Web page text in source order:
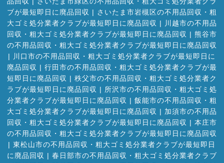
ブが最短即日に廃品回収 | さいたま市岩槻区の不用品回収・粗
大ゴミ処分業者クラブが最短即日に廃品回収 | 川越市の不用品
回収・粗大ゴミ処分業者クラブが最短即日に廃品回収 | 熊谷市
の不用品回収・粗大ゴミ処分業者クラブが最短即日に廃品回収
| 川口市の不用品回収・粗大ゴミ処分業者クラブが最短即日に
廃品回収 | 行田市の不用品回収・粗大ゴミ処分業者クラブが最
短即日に廃品回収 | 秩父市の不用品回収・粗大ゴミ処分業者ク
ラブが最短即日に廃品回収 | 所沢市の不用品回収・粗大ゴミ処
分業者クラブが最短即日に廃品回収 | 飯能市の不用品回収・粗
大ゴミ処分業者クラブが最短即日に廃品回収 | 加須市の不用品
回収・粗大ゴミ処分業者クラブが最短即日に廃品回収 | 本庄市
の不用品回収・粗大ゴミ処分業者クラブが最短即日に廃品回収
| 東松山市の不用品回収・粗大ゴミ処分業者クラブが最短即日
に廃品回収 | 春日部市の不用品回収・粗大ゴミ処分業者クラブ